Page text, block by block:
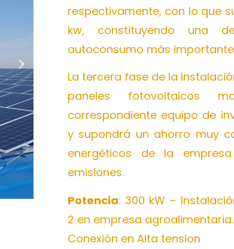
respectivamente, con lo que
kw, constituyendo una
autoconsumo más
La tercera fase de la
paneles fotovoltaicos
correspondiente equipo de
y supondrá un ahorro muy
energéticos de la
emisiones.
Potencia: 300 kW –
2 en empresa agroalimentaria.
Conexión en Alta tension